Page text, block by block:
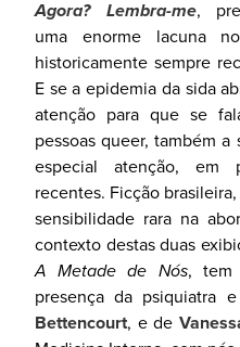
Agora? Lembra-me,
uma enorme lacuna
historicamente sempre
E se a epidemia da sida
atenção para que se
pessoas queer, também
especial atenção, em
recentes. Ficção brasileira,
sensibilidade rara na
contexto destas duas
A Metade de Nós,
presença da psiquiatra
Bettencourt, e de